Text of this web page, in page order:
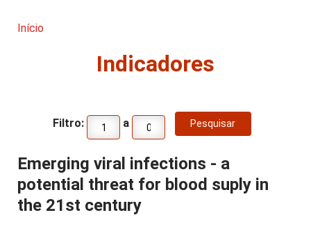
Início
Indicadores
Filtro: a
Emerging viral infections - a
potential threat for blood suply in
the 21st century